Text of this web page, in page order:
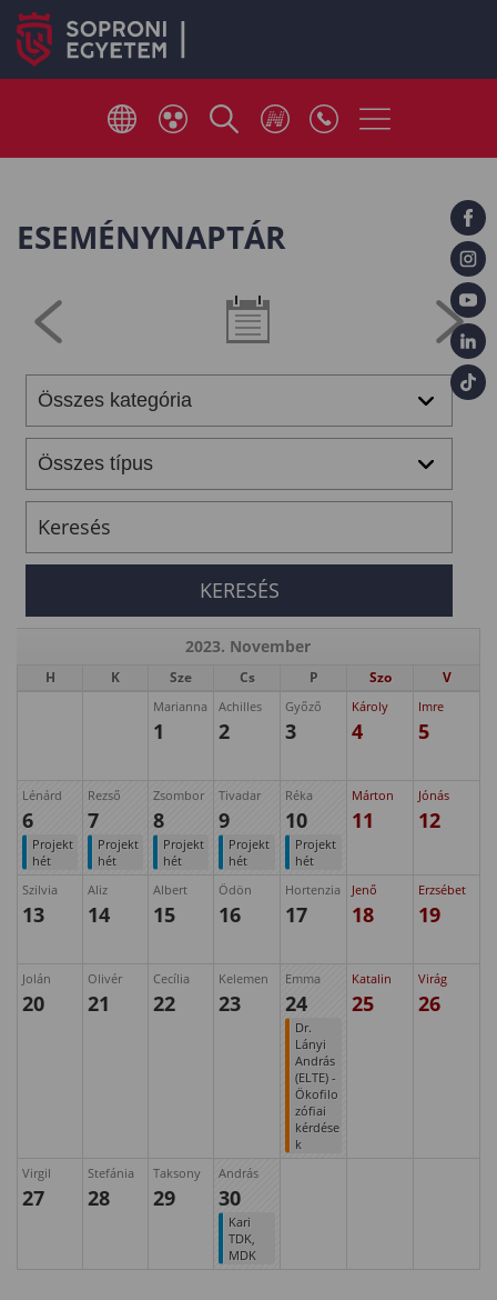
ESEMÉNYNAPTÁR
2023. November
H K Sze Cs P Szo V
Marianna
1
Achilles
2
Győző
3
Károly
4
Imre
5
Lénárd
6
Projekt
hét
Rezső
7
Projekt
hét
Zsombor
8
Projekt
hét
Tivadar
9
Projekt
hét
Réka
10
Projekt
hét
Márton
11
Jónás
12
Szilvia
13
Aliz
14
Albert
15
Ödön
16
Hortenzia
17
Jenő
18
Erzsébet
19
Jolán
20
Olivér
21
Cecília
22
Kelemen
23
Emma
24
Dr.
Lányi
András
(ELTE) -
Ökofilo
zófiai
kérdése
k
Katalin
25
Virág
26
Virgil
27
Stefánia
28
Taksony
29
András
30
Kari
TDK,
MDK